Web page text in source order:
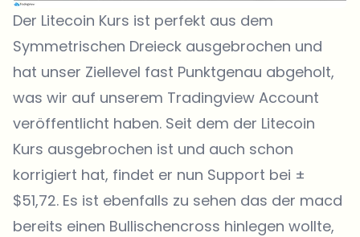
Der Litecoin Kurs ist perfekt aus dem
Symmetrischen Dreieck ausgebrochen und
hat unser Ziellevel fast Punktgenau abgeholt,
was wir auf unserem Tradingview Account
veröffentlicht haben. Seit dem der Litecoin
Kurs ausgebrochen ist und auch schon
korrigiert hat, findet er nun Support bei ±
$51,72. Es ist ebenfalls zu sehen das der macd
bereits einen Bullischencross hinlegen wollte,